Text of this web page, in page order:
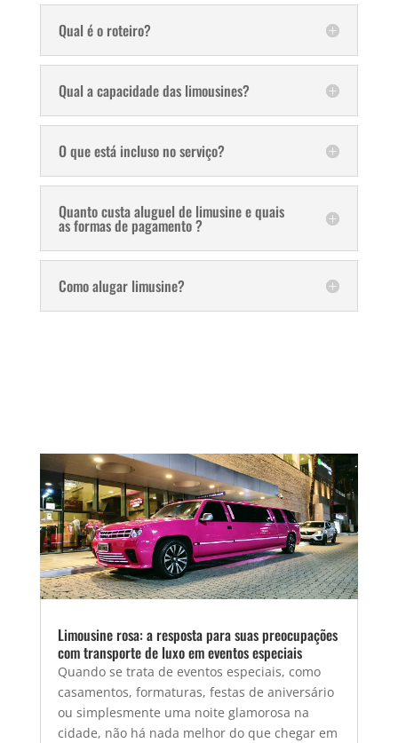
Qual é o roteiro?
Qual a capacidade das limousines?
O que está incluso no serviço?
Quanto custa aluguel de limusine e quais
as formas de pagamento ?
Como alugar limusine?
Limousine rosa: a resposta para suas preocupações
com transporte de luxo em eventos especiais
Quando se trata de eventos especiais, como
casamentos, formaturas, festas de aniversário
ou simplesmente uma noite glamorosa na
cidade, não há nada melhor do que chegar em